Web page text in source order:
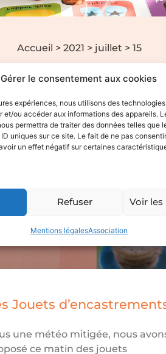
Gérer le consentement aux cookies
expériences, nous utilisons des
et/ou accéder aux informations des appareils.
permettra de traiter des données telles que
uniques sur ce site. Le fait de ne pas
un effet négatif sur certaines
Refuser Voir les
Mentions légalesAssociation
Accueil > 2021 > juillet > 15
: juillet 15,
ACTUALITÉS
Jouets
une météo mitigée, nous
ce matin des jouets